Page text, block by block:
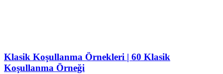
Klasik Koşullanma Örnekleri | 60 Klasik
Koşullanma Örneği